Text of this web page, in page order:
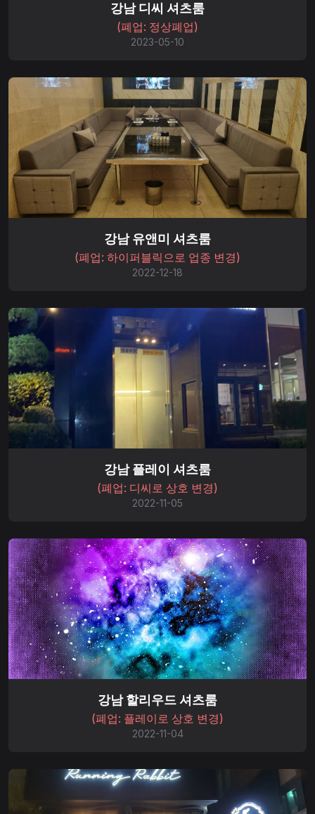
강남 디씨 셔츠룸
(폐업: 정상폐업)
2023-05-10
강남 유앤미 셔츠룸
(폐업: 하이퍼블릭으로 업종 변경)
2022-12-18
강남 플레이 셔츠룸
(폐업: 디씨로 상호 변경)
2022-11-05
강남 할리우드 셔츠룸
(폐업: 플레이로 상호 변경)
2022-11-04